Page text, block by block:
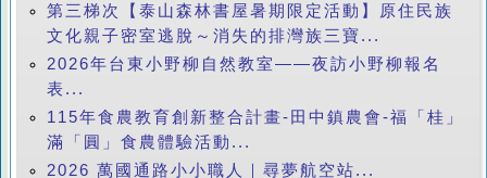
第三梯次【泰山森林書屋暑期限定活動】原住民族
文化親子密室逃脫～消失的排灣族三寶...
2026年台東小野柳自然教室——夜訪小野柳報名
表...
115年食農教育創新整合計畫-田中鎮農會-福「桂」
滿「圓」食農體驗活動...
2026 萬國通路小小職人｜尋夢航空站...